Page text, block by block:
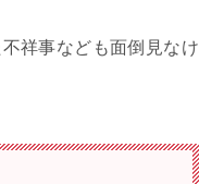
祥事なども面倒見なけ